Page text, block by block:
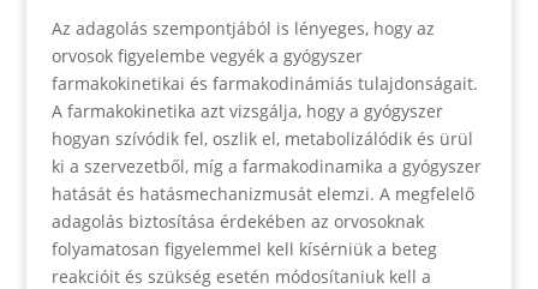
Az adagolás szempontjából is lényeges, hogy az
orvosok figyelembe vegyék a gyógyszer
farmakokinetikai és farmakodinámiás tulajdonságait.
A farmakokinetika azt vizsgálja, hogy a gyógyszer
hogyan szívódik fel, oszlik el, metabolizálódik és ürül
ki a szervezetből, míg a farmakodinamika a gyógyszer
hatását és hatásmechanizmusát elemzi. A megfelelő
adagolás biztosítása érdekében az orvosoknak
folyamatosan figyelemmel kell kísérniük a beteg
reakcióit és szükség esetén módosítaniuk kell a